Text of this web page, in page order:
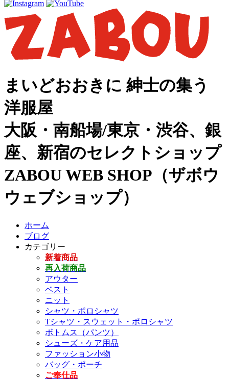
まいどおおきに 紳士の集う
洋服屋
大阪・南船場/東京・渋谷、銀
座、新宿のセレクトショップ
ZABOU WEB SHOP（ザボウ
ウェブショップ）
ホーム
ブログ
カテゴリー
新着商品
再入荷商品
アウター
ベスト
ニット
シャツ・ポロシャツ
Tシャツ・スウェット・ポロシャツ
ボトムス（パンツ）
シューズ・ケア用品
ファッション小物
バッグ・ポーチ
ご奉仕品